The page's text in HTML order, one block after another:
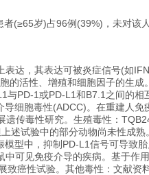
(≥65岁)占96例(39%)，未对该
表达，其表达可被炎症信号(如
的活性、增殖和细胞因子的生成
与PD-1或PD-L1和B7.1之间的相
细胞毒性(ADCC)。在重建人免
传毒性研究。生殖毒性：
述试验中的部分动物尚未性成熟
型中，抑制PD-L1信号可导致
可见免疫介导的疾病。基于作
致癌性试验。其他毒性：文献资